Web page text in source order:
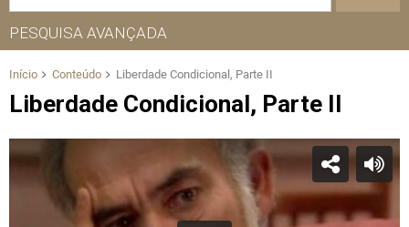
PESQUISA AVANÇADA
Início Conteúdo Liberdade Condicional, Parte II
Liberdade Condicional, Parte II